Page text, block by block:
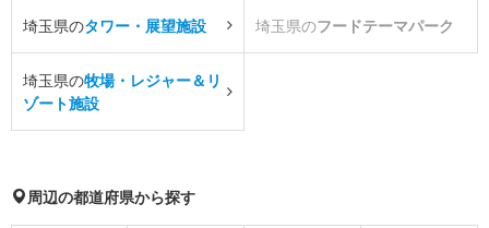
埼玉県のタワー・展望施設 埼玉県のフードテーマパーク
埼玉県の牧場・レジャー＆リ
ゾート施設
周辺の都道府県から探す